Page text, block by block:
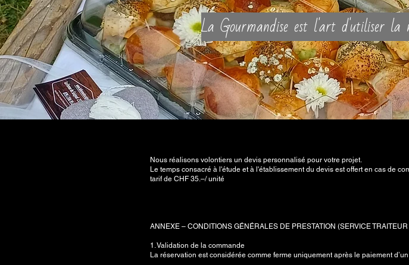
La Gourmandise est l'art d'utiliser
Nous réalisons volontiers un devis personnalisé pour votre projet.
Le temps consacré à l'étude et à l'établissement du devis est offert en cas de
tarif de CHF 35.–/ unité
ANNEXE – CONDITIONS GÉNÉRALES DE PRESTATION (SERVICE
1. Validation de la commande
La réservation est considérée comme ferme uniquement après le paiement